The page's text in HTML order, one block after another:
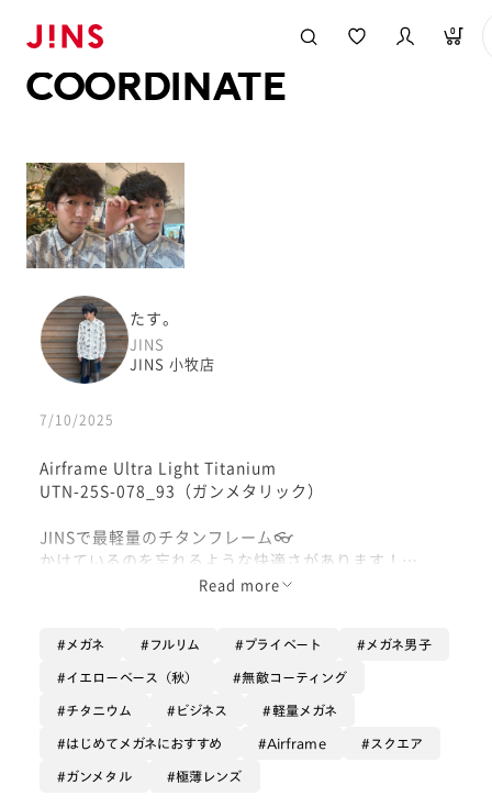
0
COORDINATE
たす。
JINS
JINS 小牧店
7/10/2025
Airframe Ultra Light Titanium
UTN-25S-078_93（ガンメタリック）
JINSで最軽量のチタンフレーム👓
かけているのを忘れるような快適さがあります！
メガネを今までかけた事のないメガネ初心者の方からメ
チタンのフレームはフォーマルなシーンにおすすめで制
服やスーツに合わせやすいので普段使いに向いてます。
パソコンやスマホを触る時間が多い方はブルーライトカ
ットレンズがおすすめです‼️
Read more
メガネ フルリム プライベート メガネ男子
イエローベース（秋） 無敵コーティング
チタニウム ビジネス 軽量メガネ
はじめてメガネにおすすめ Airframe スクエア
ガンメタル 極薄レンズ